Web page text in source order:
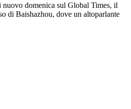
domenica sul Global Times, il
di Baishazhou, dove un altoparlante